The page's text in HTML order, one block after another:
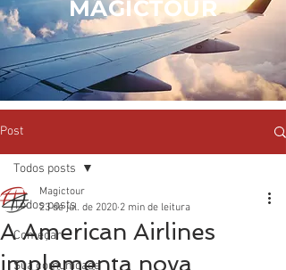
MAGICTOUR
Post
Todos posts
Começar
Sua comunidade
Todos posts
A American Airlines
implementa nova
Magictour
23 de jul. de 2020 2 min de leitura